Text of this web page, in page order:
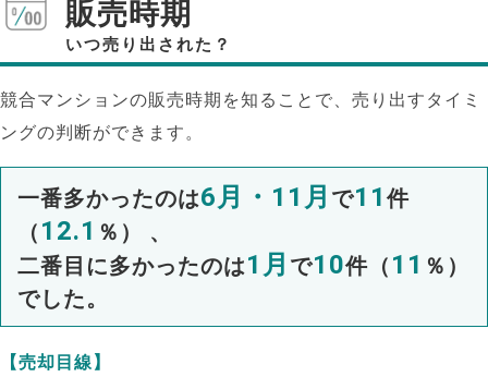
販売時期
いつ売り出された？
競合マンションの販売時期を知ることで、売り出すタイミ
ングの判断ができます。
一番多かったのは6月・11月 で11 件
（ 12.1 ％） 、
二番目に多かったのは1月 で10件（ 11 ％）
でした。
【売却目線】